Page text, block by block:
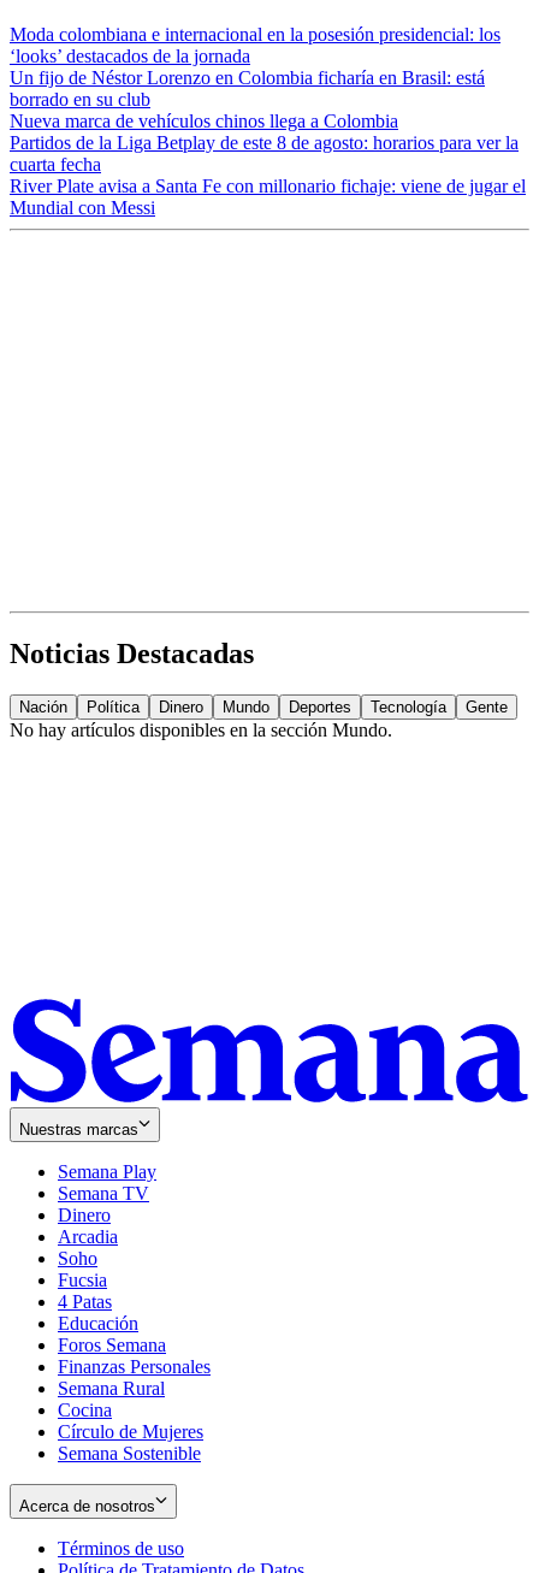
Moda colombiana e internacional en la posesión presidencial: los
‘looks’ destacados de la jornada
Un fijo de Néstor Lorenzo en Colombia ficharía en Brasil: está
borrado en su club
Nueva marca de vehículos chinos llega a Colombia
Partidos de la Liga Betplay de este 8 de agosto: horarios para ver la
cuarta fecha
River Plate avisa a Santa Fe con millonario fichaje: viene de jugar el
Mundial con Messi
Noticias Destacadas
Nación Política Dinero Mundo Deportes Tecnología Gente
No hay artículos disponibles en la sección Mundo.
Nuestras marcas
Semana Play
Semana TV
Dinero
Arcadia
Soho
in
new
window
Fucsia
in
new
window
4 Patas
Educación
Foros Semana
Finanzas Personales
Semana Rural
Cocina
Círculo de Mujeres
Semana Sostenible
Acerca de nosotros
Términos de uso